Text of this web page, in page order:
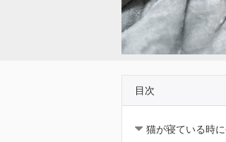
目次
猫が寝ている時